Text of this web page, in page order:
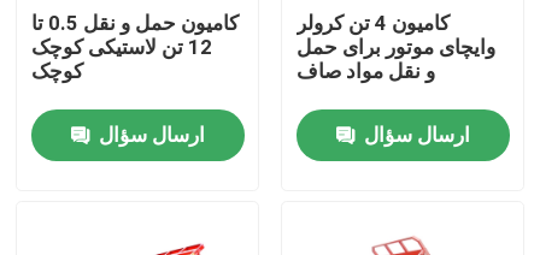
کامیون حمل و نقل 0.5 تا
12 تن لاستیکی کوچک
کوچک
ارسال سؤال
کامیون 4 تن کرولر
وایچای موتور برای حمل
و نقل مواد صاف
ارسال سؤال